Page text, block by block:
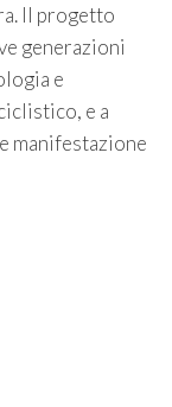
Il progetto
generazioni
e
e a
manifestazione